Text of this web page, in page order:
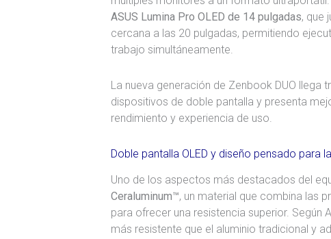
ASUS Lumina Pro OLED de 14 pulgadas, que
cercana a las 20 pulgadas, permitiendo
trabajo simultáneamente.
La nueva generación de Zenbook DUO llega
dispositivos de doble pantalla y presenta
rendimiento y experiencia de uso.
Doble pantalla OLED y diseño pensado para
Uno de los aspectos más destacados del
Ceraluminum™, un material que combina las
para ofrecer una resistencia superior. Según
más resistente que el aluminio tradicional y